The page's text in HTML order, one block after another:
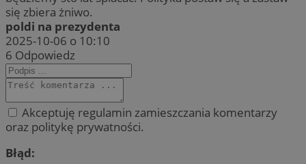
się zbiera żniwo.
poldi na prezydenta
2025-10-06 o 10:10
6 Odpowiedz
Akceptuję regulamin zamieszczania komentarzy
oraz politykę prywatności.
Błąd: